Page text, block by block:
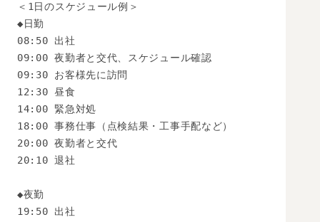
＜1日のスケジュール例＞
◆日勤
08:50 出社
09:00 夜勤者と交代、スケジュール確認
09:30 お客様先に訪問
12:30 昼食
14:00 緊急対処
18:00 事務仕事（点検結果・工事手配など）
20:00 夜勤者と交代
20:10 退社
◆夜勤
19:50 出社